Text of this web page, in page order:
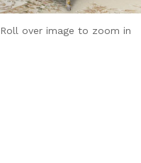
Roll over image to zoom in